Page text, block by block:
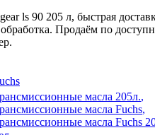
ls 90 205 л, быстрая
Продаём по
масла 205л.,
масла Fuchs,
масла Fuchs